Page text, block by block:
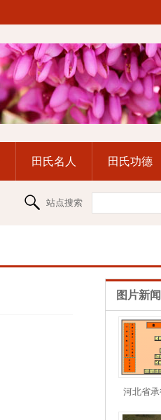
田氏名人 田氏功德
站点搜索
图片新闻
河北省